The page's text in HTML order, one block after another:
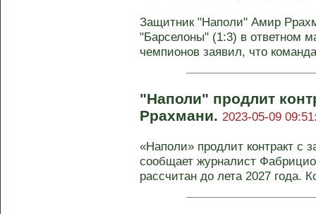
Защитник "Наполи" Амир
"Барселоны" (1:3) в ответном
чемпионов заявил, что
"Наполи" продлит
Ррахмани. 2023-05-09
«Наполи» продлит контракт
сообщает журналист
рассчитан до лета 2027 года.